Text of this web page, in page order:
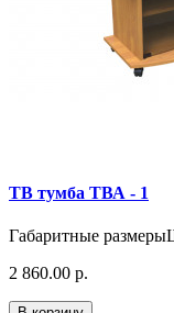
ТВ тумба ТВА - 1
Габаритные
2 860.00 р.